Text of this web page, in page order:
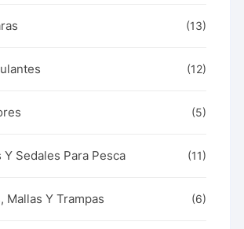
(13)
(12)
(5)
Y Sedales Para Pesca (11)
Mallas Y Trampas (6)